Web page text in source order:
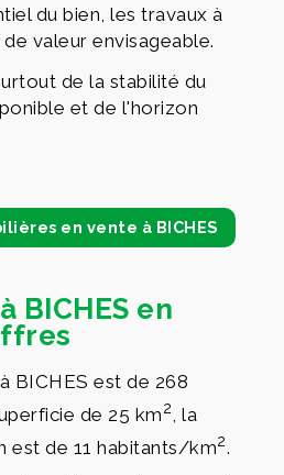
du bien, les travaux à
valeur envisageable.
de la stabilité du
et de l'horizon
en vente à BICHES
BICHES en
BICHES est de 268
de 25 km2
, la
est de 11 habitants/km2.